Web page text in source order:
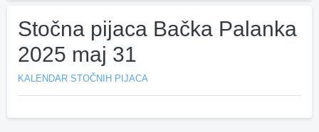
Stočna pijaca Bačka Palanka
2025 maj 31
KALENDAR STOČNIH PIJACA